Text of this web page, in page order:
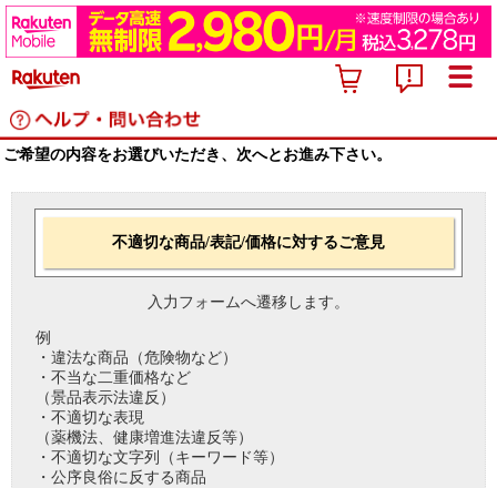
ご希望の内容をお選びいただき、次へとお進み下さい。
不適切な商品/表記/価格に対するご意見
入力フォームへ遷移します。
例
・違法な商品（危険物など）
・不当な二重価格など
（景品表示法違反）
・不適切な表現
（薬機法、健康増進法違反等）
・不適切な文字列（キーワード等）
・公序良俗に反する商品